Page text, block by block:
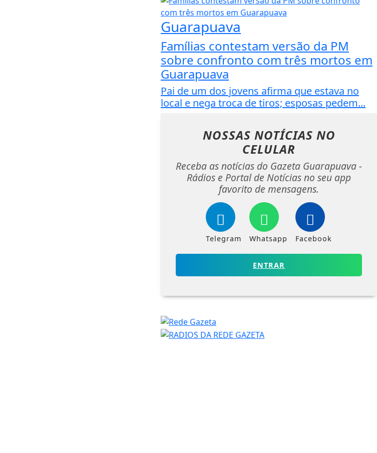
Guarapuava
Famílias contestam versão da PM
sobre confronto com três mortos em
Guarapuava
Pai de um dos jovens afirma que estava no
local e nega troca de tiros; esposas pedem...
NOSSAS NOTÍCIAS NO
CELULAR
Receba as notícias do Gazeta Guarapuava -
Rádios e Portal de Notícias no seu app
favorito de mensagens.
Telegram Whatsapp Facebook
ENTRAR